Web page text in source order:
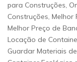
para Construções,
Construções,
Melhor Preço de
Locação de
Guardar Materiais